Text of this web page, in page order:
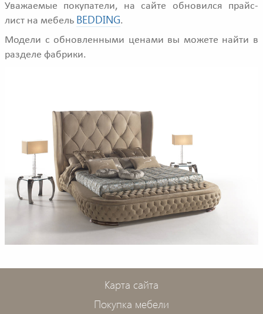
Уважаемые покупатели, на сайте обновился прайс-
лист на мебель BEDDING.
Модели с обновленными ценами вы можете найти в
разделе фабрики.
Карта сайта
Покупка мебели